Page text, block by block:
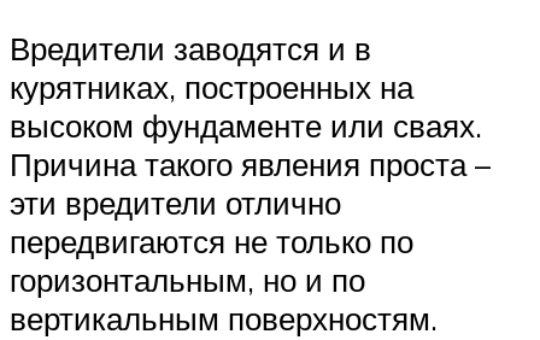
Вредители заводятся и в
курятниках, построенных на
высоком фундаменте или сваях.
Причина такого явления проста –
эти вредители отлично
передвигаются не только по
горизонтальным, но и по
вертикальным поверхностям.